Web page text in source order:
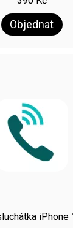
Objednat
iPhone